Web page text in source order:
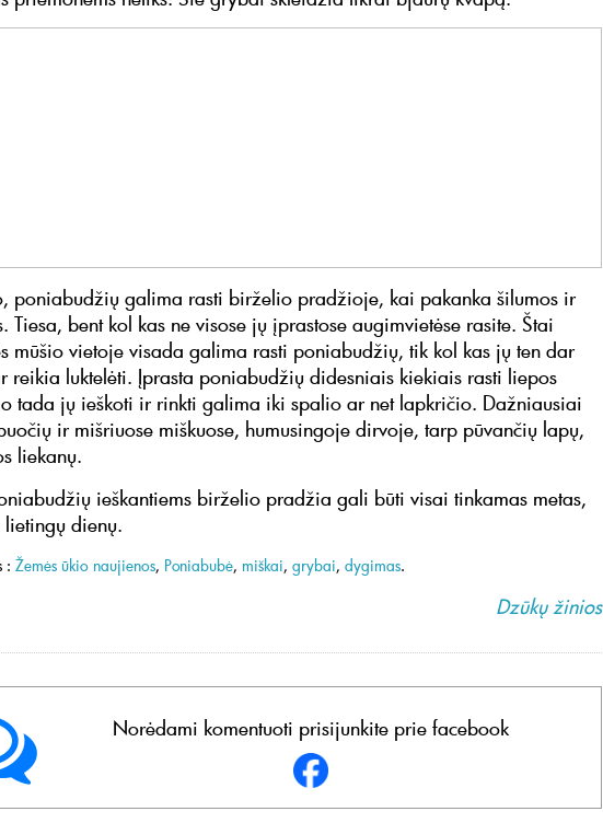
poniabudžių galima rasti birželio pradžioje, kai pakanka šilumos ir
Tiesa, bent kol kas ne visose jų įprastose augimvietėse rasite. Štai
mūšio vietoje visada galima rasti poniabudžių, tik kol kas jų ten dar
reikia luktelėti. Įprasta poniabudžių didesniais kiekiais rasti liepos
tada jų ieškoti ir rinkti galima iki spalio ar net lapkričio. Dažniausiai
ir mišriuose miškuose, humusingoje dirvoje, tarp pūvančių lapų,
liekanų.
ieškantiems birželio pradžia gali būti visai tinkamas metas,
dienų.
: Žemės ūkio naujienos, Poniabubė, miškai, grybai, dygimas.
Dzūkų žinios
Norėdami komentuoti prisijunkite prie facebook